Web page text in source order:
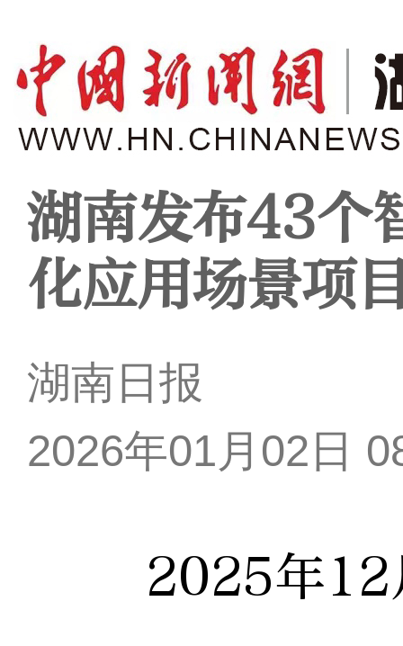
湖南发布43个
化应用场景项
湖南日报
2026年01月02日
2025年12月